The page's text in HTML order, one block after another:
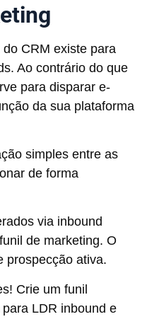
do CRM existe para
Ao contrário do que
para disparar e-
da sua plataforma
simples entre as
de forma
via inbound
de marketing. O
prospecção ativa.
Crie um funil
LDR inbound e